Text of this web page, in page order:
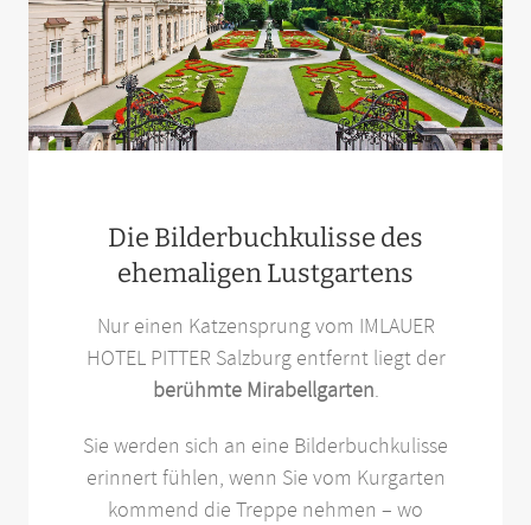
Die Bilderbuchkulisse des
ehemaligen Lustgartens
Nur einen Katzensprung vom IMLAUER
HOTEL PITTER Salzburg entfernt liegt der
berühmte Mirabellgarten
Sie werden sich an eine Bilderbuchkulisse
erinnert fühlen, wenn Sie vom Kurgarten
kommend die Treppe nehmen – wo